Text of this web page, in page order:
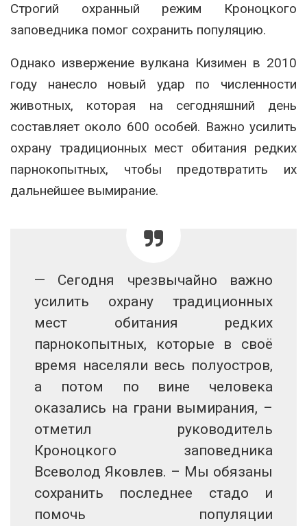
Строгий охранный режим Кроноцкого
заповедника помог сохранить популяцию.
Однако извержение вулкана Кизимен в 2010
году нанесло новый удар по численности
животных, которая на сегодняшний день
составляет около 600 особей. Важно усилить
охрану традиционных мест обитания редких
парнокопытных, чтобы предотвратить их
дальнейшее вымирание.
— Сегодня чрезвычайно важно
усилить охрану традиционных
мест обитания редких
парнокопытных, которые в своё
время населяли весь полуостров,
а потом по вине человека
оказались на грани вымирания, –
отметил руководитель
Кроноцкого заповедника
Всеволод Яковлев. – Мы обязаны
сохранить последнее стадо и
помочь популяции